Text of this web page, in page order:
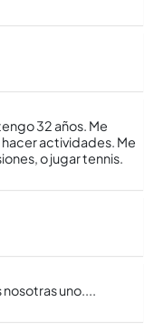
32 años. Me
actividades. Me
o jugar tennis.
uno....